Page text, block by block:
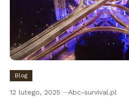
Blog
12 lutego, 2025 Abc-survival.pl